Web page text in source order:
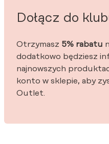
Dołącz do
Otrzymasz 5% rabatu
dodatkowo będziesz
najnowszych
konto w sklepie, aby
Outlet.